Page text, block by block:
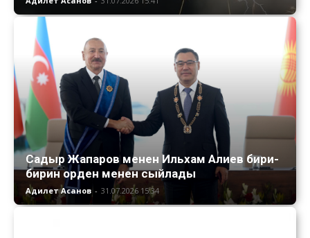
Садыр Жапаров менен Ильхам Алиев бири-
бирин орден менен сыйлады
Адилет Асанов - 31.07.2026 15:34